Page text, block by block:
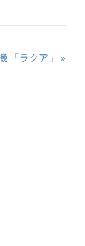
「ラクア」